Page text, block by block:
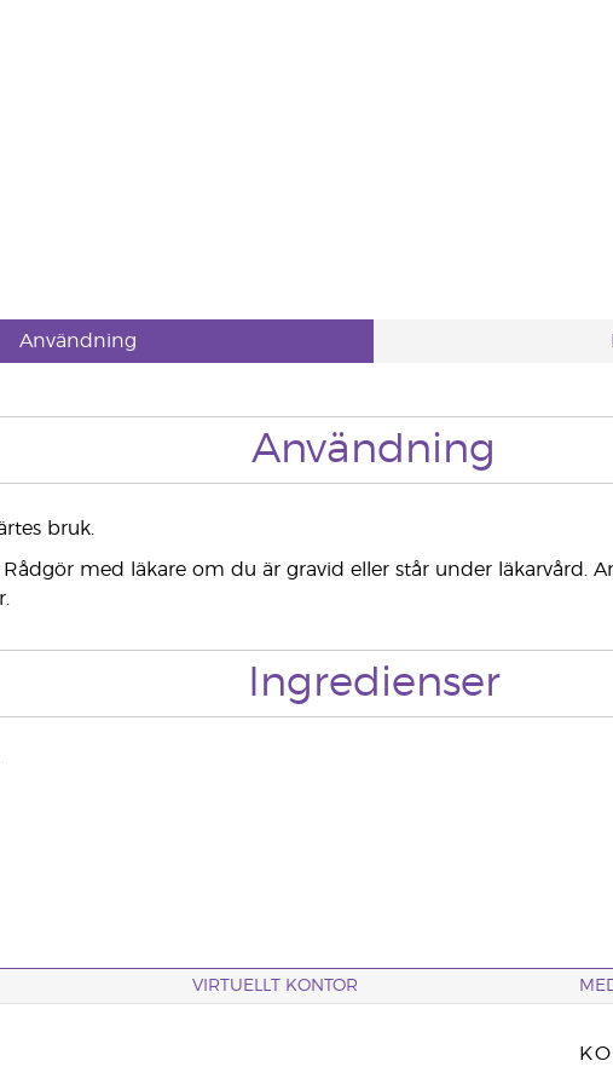
Användning
Användning
bruk.
med läkare om du är gravid eller står under läkarvård.
Ingredienser
VIRTUELLT KONTOR